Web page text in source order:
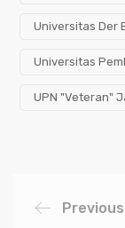
Universitas Der
Universitas
UPN "Veteran"
Previous